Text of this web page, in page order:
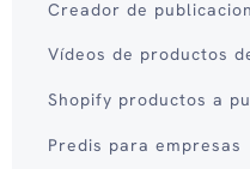
Creador de
Vídeos de productos
Shopify productos a
Predis para empresas